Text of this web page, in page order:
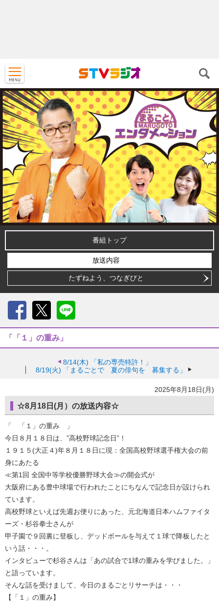
番組トップ
放送内容
たずねよう、つなぎびと
「「１」の重み」
8/14(木)
「私の専売特許！」
8/19(火)
「まるごとで 夏の俳句を 募集する」
2025年8月18日(月)
☆8月18日(月）の放送内容☆
「 「１」の重み 」
今日８月１８日は、”高校野球記念日”！
１９１５(大正４)年８月１８日に現：全国高校野球選手権大会の前
身にあたる
≪第1回 全国中等学校優勝野球大会≫の開会式が
大阪府にある豊中球場で行われたことにちなんで記念日が設けられ
ています。
高校野球といえば先週お便りにあった、元北海道日本ハムファイタ
ーズ・杉谷拳士さんが
甲子園で９回裏に登板し、デッドボールを与えて１球で降板したと
いう話・・・。
インタビューで杉谷さんは「あの試合で1球の重みを学びました。」
と語っています。
そんな話を受けまして、今日のまるごとリサーチは・・・
【「１」の重み】